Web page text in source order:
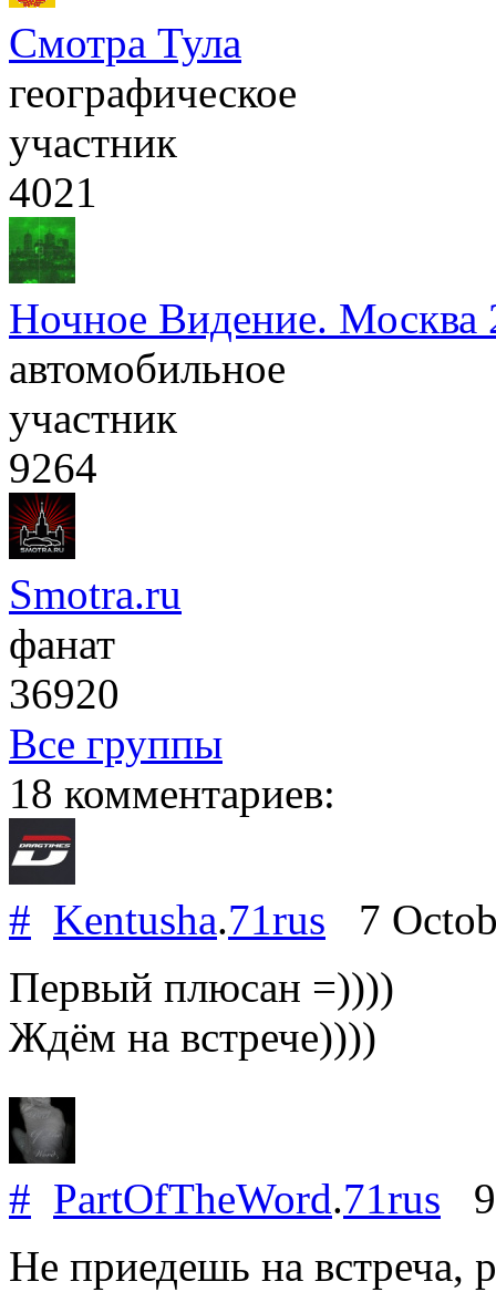
Смотра Тула
географическое
участник
4021
Ночное Видение. Москва
автомобильное
участник
9264
Smotra.ru
фанат
36920
Все группы
18 комментариев:
# Kentusha.71rus 7
Первый плюсан =))))
Ждём на встрече))))
# PartOfTheWord.71rus
Не приедешь на встреча,